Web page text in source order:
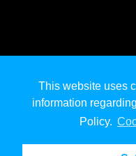
This website uses
information
Policy.